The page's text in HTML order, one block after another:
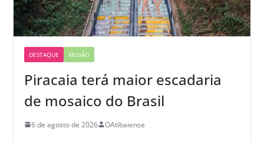
DESTAQUE REGIÃO
Piracaia terá maior escadaria
de mosaico do Brasil
6 de agosto de 2026 OAtibaiense